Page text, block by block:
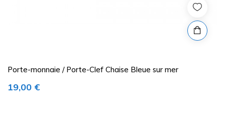
Porte-monnaie / Porte-Clef Chaise Bleue sur mer
Prix
19,00 €